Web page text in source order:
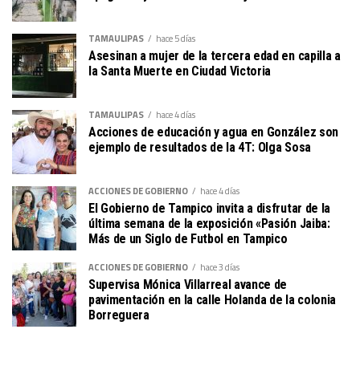
TAMAULIPAS hace 5 días
Asesinan a mujer de la tercera edad en capilla a
la Santa Muerte en Ciudad Victoria
TAMAULIPAS hace 4 días
Acciones de educación y agua en González son
ejemplo de resultados de la 4T: Olga Sosa
ACCIONES DE GOBIERNO hace 4 días
El Gobierno de Tampico invita a disfrutar de la
última semana de la exposición «Pasión Jaiba:
Más de un Siglo de Futbol en Tampico
ACCIONES DE GOBIERNO hace 3 días
Supervisa Mónica Villarreal avance de
pavimentación en la calle Holanda de la colonia
Borreguera